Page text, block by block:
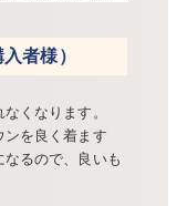
者様）
くなります。
ンを良く着ます
るので、良いも